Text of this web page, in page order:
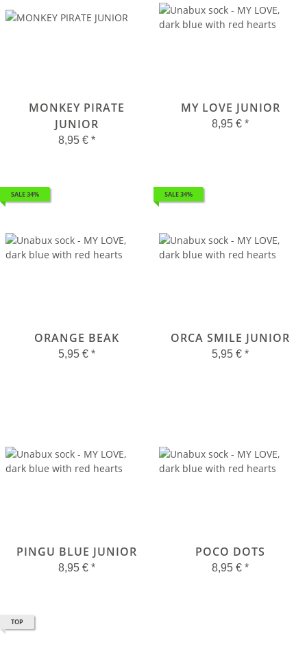
MONKEY PIRATE
JUNIOR
8,95 € *
MY LOVE JUNIOR
8,95 € *
SALE 34%
ORANGE BEAK
5,95 € *
SALE 34%
ORCA SMILE JUNIOR
5,95 € *
PINGU BLUE JUNIOR
8,95 € *
POCO DOTS
8,95 € *
TOP